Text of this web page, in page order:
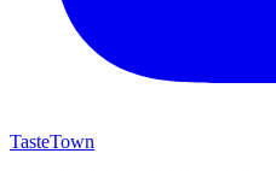
TasteTown